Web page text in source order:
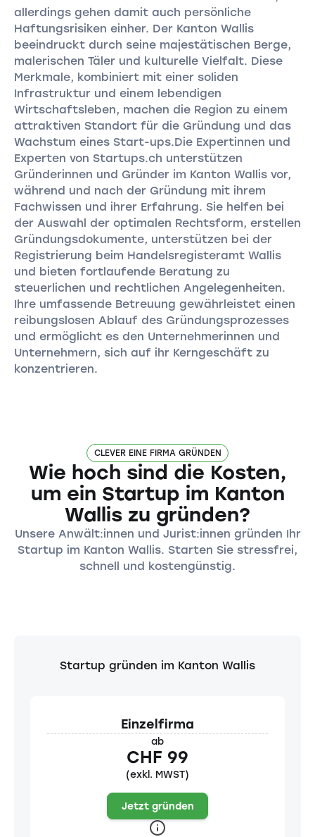
allerdings gehen damit auch persönliche
Haftungsrisiken einher. Der Kanton Wallis
beeindruckt durch seine majestätischen Berge,
malerischen Täler und kulturelle Vielfalt. Diese
Merkmale, kombiniert mit einer soliden
Infrastruktur und einem lebendigen
Wirtschaftsleben, machen die Region zu einem
attraktiven Standort für die Gründung und das
Wachstum eines Start-ups.Die Expertinnen und
Experten von Startups.ch unterstützen
Gründerinnen und Gründer im Kanton Wallis vor,
während und nach der Gründung mit ihrem
Fachwissen und ihrer Erfahrung. Sie helfen bei
der Auswahl der optimalen Rechtsform, erstellen
Gründungsdokumente, unterstützen bei der
Registrierung beim Handelsregisteramt Wallis
und bieten fortlaufende Beratung zu
steuerlichen und rechtlichen Angelegenheiten.
Ihre umfassende Betreuung gewährleistet einen
reibungslosen Ablauf des Gründungsprozesses
und ermöglicht es den Unternehmerinnen und
Unternehmern, sich auf ihr Kerngeschäft zu
konzentrieren.
CLEVER EINE FIRMA GRÜNDEN
Wie hoch sind die Kosten,
um ein Startup im Kanton
Wallis zu gründen?
Unsere Anwält:innen und Jurist:innen gründen Ihr
Startup im Kanton Wallis. Starten Sie stressfrei,
schnell und kostengünstig.
Startup gründen im Kanton Wallis
Einzelfirma
ab
CHF 99
(exkl. MWST)
Jetzt gründen